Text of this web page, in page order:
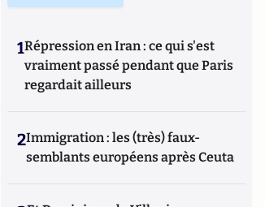
1Répression en Iran : ce qui s'est
vraiment passé pendant que Paris
regardait ailleurs
2Immigration : les (très) faux-
semblants européens après Ceuta